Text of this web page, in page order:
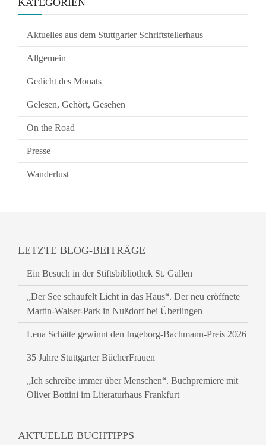
KATEGORIEN
Aktuelles aus dem Stuttgarter Schriftstellerhaus
Allgemein
Gedicht des Monats
Gelesen, Gehört, Gesehen
On the Road
Presse
Wanderlust
LETZTE BLOG-BEITRÄGE
Ein Besuch in der Stiftsbibliothek St. Gallen
„Der See schaufelt Licht in das Haus“. Der neu eröffnete
Martin-Walser-Park in Nußdorf bei Überlingen
Lena Schätte gewinnt den Ingeborg-Bachmann-Preis 2026
35 Jahre Stuttgarter BücherFrauen
„Ich schreibe immer über Menschen“. Buchpremiere mit
Oliver Bottini im Literaturhaus Frankfurt
AKTUELLE BUCHTIPPS